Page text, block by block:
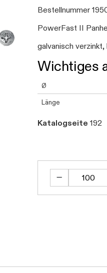
Bestellnummer
PowerFast II
galvanisch
Wichtiges
Ø
Länge
Katalogseite 192